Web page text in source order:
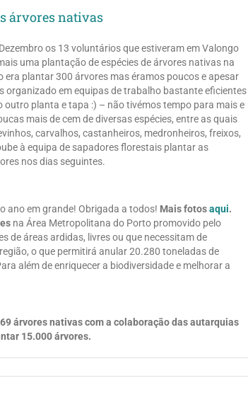
árvores nativas
os 13 voluntários que estiveram em Valongo
uma plantação de espécies de árvores nativas na
era plantar 300 árvores mas éramos poucos e apesar
organizado em equipas de trabalho bastante eficientes
outro planta e tapa :) – não tivémos tempo para mais e
mais de cem de diversas espécies, entre as quais
carvalhos, castanheiros, medronheiros, freixos,
à equipa de sapadores florestais plantar as
nos dias seguintes.
ano em grande! Obrigada a todos! Mais fotosaqui.
na Área Metropolitana do Porto promovido pelo
de áreas ardidas, livres ou que necessitam de
o que permitirá anular 20.280 toneladas de
além de enriquecer a biodiversidade e melhorar a
árvores nativas com a colaboração das autarquias
15.000 árvores.